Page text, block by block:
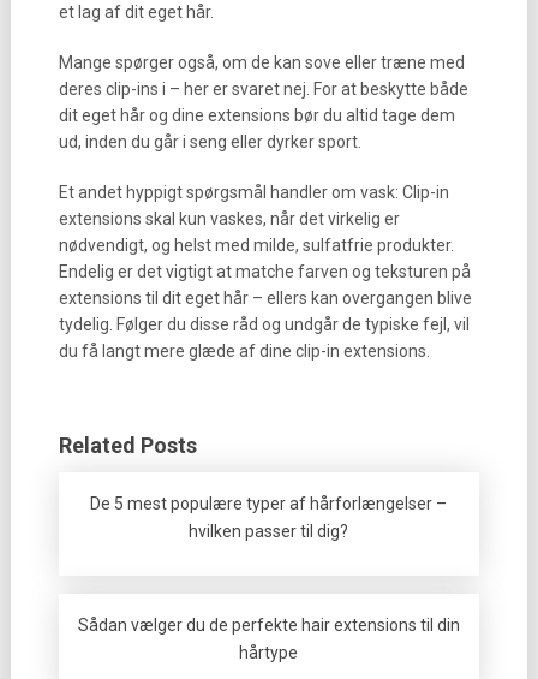
et lag af dit eget hår.
Mange spørger også, om de kan sove eller træne med
deres clip-ins i – her er svaret nej. For at beskytte både
dit eget hår og dine extensions bør du altid tage dem
ud, inden du går i seng eller dyrker sport.
Et andet hyppigt spørgsmål handler om vask: Clip-in
extensions skal kun vaskes, når det virkelig er
nødvendigt, og helst med milde, sulfatfrie produkter.
Endelig er det vigtigt at matche farven og teksturen på
extensions til dit eget hår – ellers kan overgangen blive
tydelig. Følger du disse råd og undgår de typiske fejl, vil
du få langt mere glæde af dine clip-in extensions.
Related Posts
De 5 mest populære typer af hårforlængelser –
hvilken passer til dig?
Sådan vælger du de perfekte hair extensions til din
hårtype